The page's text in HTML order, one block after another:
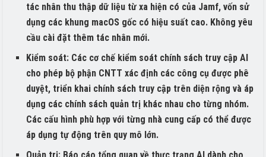
tác nhân thu thập dữ liệu từ xa hiện có của Jamf, vốn sử
dụng các khung macOS gốc có hiệu suất cao. Không yêu
cầu cài đặt thêm tác nhân mới.
Kiểm soát: Các cơ chế kiểm soát chính sách truy cập AI
cho phép bộ phận CNTT xác định các công cụ được phê
duyệt, triển khai chính sách truy cập trên diện rộng và áp
dụng các chính sách quản trị khác nhau cho từng nhóm.
Các cấu hình phù hợp với từng nhà cung cấp có thể được
áp dụng tự động trên quy mô lớn.